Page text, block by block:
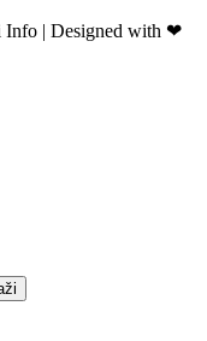
Info | Designed with ❤